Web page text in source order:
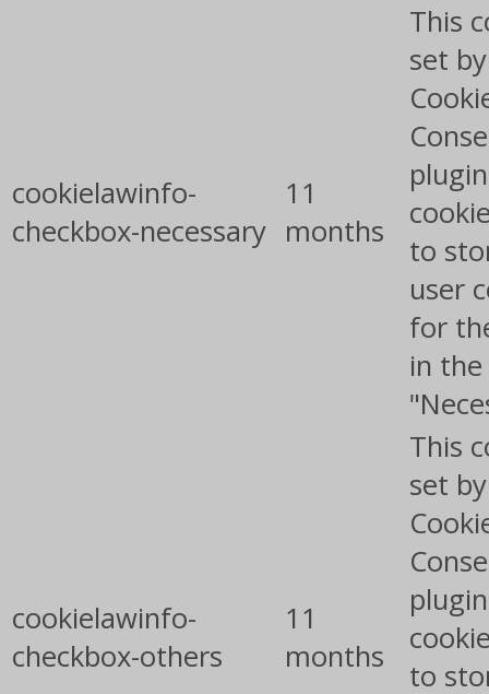
cookielawinfo-
checkbox-necessary
11
months
This
set
to
user
for
in
cookielawinfo-
checkbox-others
11
months
This
set
to